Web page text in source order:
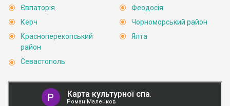
Євпаторія
Керч
Красноперекопський
район
Севастополь
Феодосія
Чорноморський район
Ялта